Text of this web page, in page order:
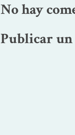
No hay
Publicar